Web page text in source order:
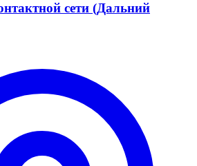
сети (Дальний